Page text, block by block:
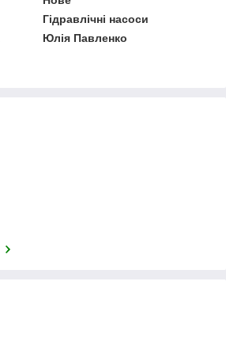
Гідравлічні насоси
Юлія Павленко